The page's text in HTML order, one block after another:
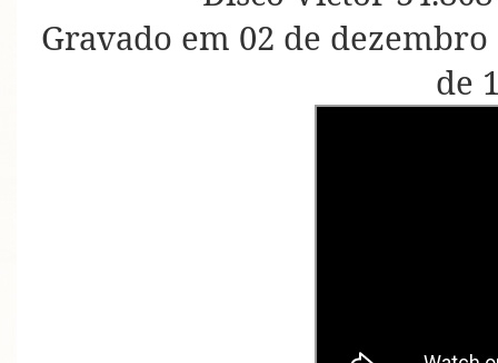
Gravado em 02 de
de